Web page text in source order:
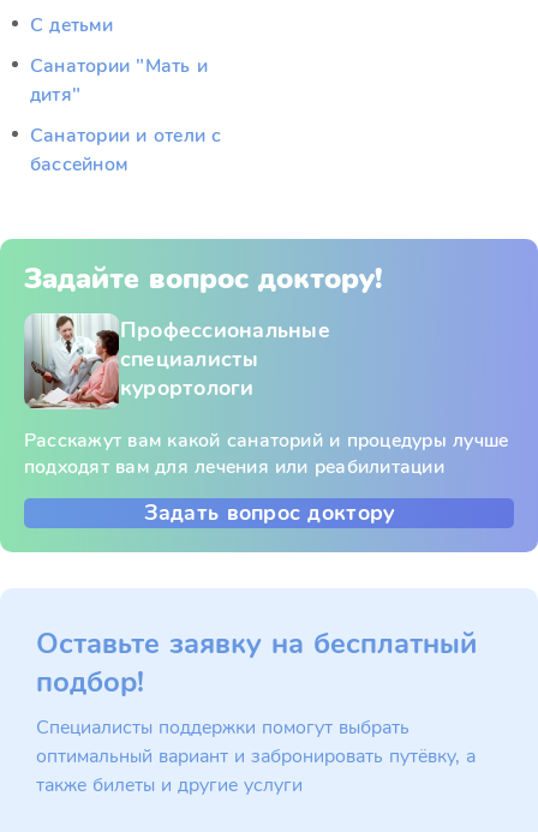
С детьми
Санатории "Мать и
дитя"
Санатории и отели с
бассейном
Задайте вопрос доктору!
Профессиональные
специалисты
курортологи
Расскажут вам какой санаторий и процедуры лучше
подходят вам для лечения или реабилитации
Задать вопрос доктору
Оставьте заявку на бесплатный
подбор!
Специалисты поддержки помогут выбрать
оптимальный вариант и забронировать путёвку, а
также билеты и другие услуги